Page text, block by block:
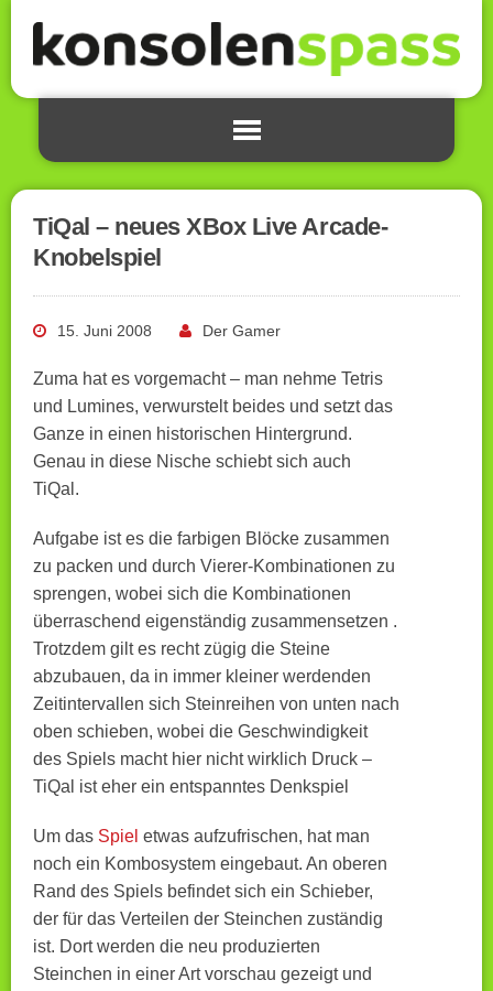
TiQal – neues XBox Live Arcade-
Knobelspiel
15. Juni 2008 Der Gamer
Zuma hat es vorgemacht – man nehme Tetris
und Lumines, verwurstelt beides und setzt das
Ganze in einen historischen Hintergrund.
Genau in diese Nische schiebt sich auch
TiQal.
Aufgabe ist es die farbigen Blöcke zusammen
zu packen und durch Vierer-Kombinationen zu
sprengen, wobei sich die Kombinationen
überraschend eigenständig zusammensetzen .
Trotzdem gilt es recht zügig die Steine
abzubauen, da in immer kleiner werdenden
Zeitintervallen sich Steinreihen von unten nach
oben schieben, wobei die Geschwindigkeit
des Spiels macht hier nicht wirklich Druck –
TiQal ist eher ein entspanntes Denkspiel
Um das Spiel etwas aufzufrischen, hat man
noch ein Kombosystem eingebaut. An oberen
Rand des Spiels befindet sich ein Schieber,
der für das Verteilen der Steinchen zuständig
ist. Dort werden die neu produzierten
Steinchen in einer Art vorschau gezeigt und